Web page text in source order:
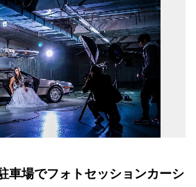
車場でフォトセッションカーシ